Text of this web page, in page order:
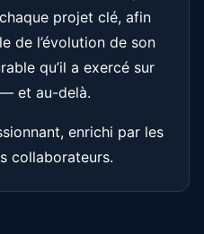
projet clé, afin
de l’évolution de son
qu’il a exercé sur
et au-delà.
enrichi par les
collaborateurs.